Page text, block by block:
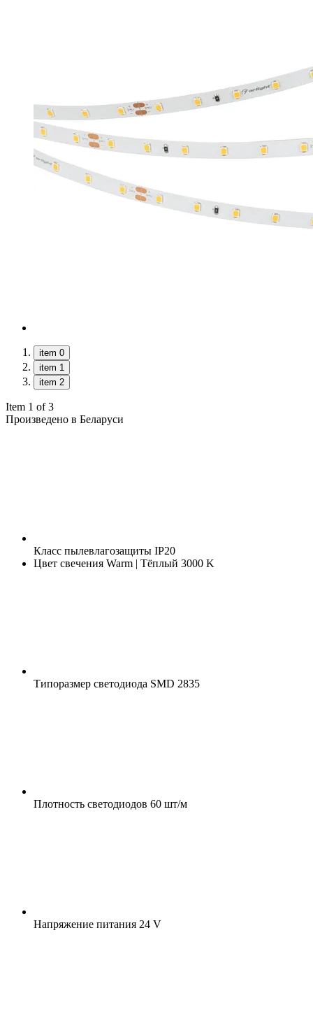
item 0
item 1
item 2
Item 1 of 3
Произведено в Беларуси
Класс пылевлагозащиты IP20
Цвет свечения Warm | Тёплый 3000 K
Типоразмер светодиода SMD 2835
Плотность светодиодов 60 шт/м
Напряжение питания 24 V